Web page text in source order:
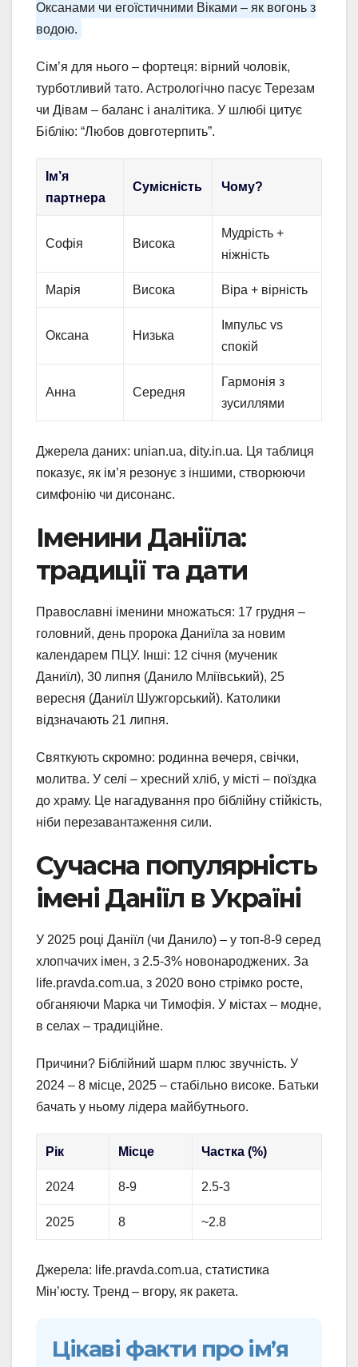
Оксанами чи егоїстичними Віками – як вогонь з
водою.
Сім’я для нього – фортеця: вірний чоловік,
турботливий тато. Астрологічно пасує Терезам
чи Дівам – баланс і аналітика. У шлюбі цитує
Біблію: “Любов довготерпить”.
Ім’я
партнера
Сумісність Чому?
Софія Висока
Мудрість +
ніжність
Марія Висока Віра + вірність
Оксана Низька
Імпульс vs
спокій
Анна Середня
Гармонія з
зусиллями
Джерела даних: unian.ua, dity.in.ua. Ця таблиця
показує, як ім’я резонує з іншими, створюючи
симфонію чи дисонанс.
Іменини Даніїла:
традиції та дати
Православні іменини множаться: 17 грудня –
головний, день пророка Даниїла за новим
календарем ПЦУ. Інші: 12 січня (мученик
Даниїл), 30 липня (Данило Мліївський), 25
вересня (Даниїл Шужгорський). Католики
відзначають 21 липня.
Святкують скромно: родинна вечеря, свічки,
молитва. У селі – хресний хліб, у місті – поїздка
до храму. Це нагадування про біблійну стійкість,
ніби перезавантаження сили.
Сучасна популярність
імені Даніїл в Україні
У 2025 році Даніїл (чи Данило) – у топ-8-9 серед
хлопчачих імен, з 2.5-3% новонароджених. За
life.pravda.com.ua, з 2020 воно стрімко росте,
обганяючи Марка чи Тимофія. У містах – модне,
в селах – традиційне.
Причини? Біблійний шарм плюс звучність. У
2024 – 8 місце, 2025 – стабільно високе. Батьки
бачать у ньому лідера майбутнього.
Рік Місце Частка (%)
2024 8-9 2.5-3
2025 8 ~2.8
Джерела: life.pravda.com.ua, статистика
Мін’юсту. Тренд – вгору, як ракета.
Цікаві факти про ім’я